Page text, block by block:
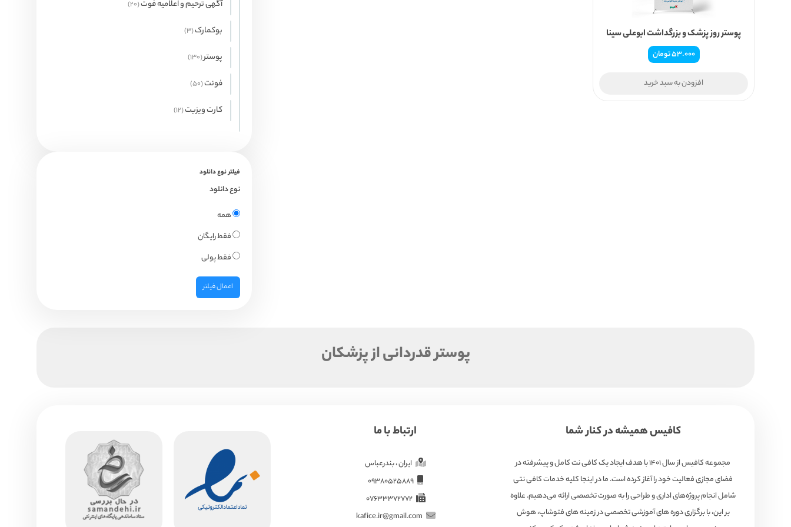
پوستر روز پزشک و بزرگداشت ابوعلی سینا
53.000تومان
افزودن به سبد خرید
آگهی ترحیم و اعلامیه فوت 20
20
بوکمارک 3
3
پوستر 130
130
فونت 50
50
کارت ویزیت 12
12
فیلتر نوع دانلود
نوع دانلود
همه
فقط رایگان
فقط پولی
اعمال فیلتر
پوستر قدردانی از پزشکان
کافیس همیشه در کنار شما
مجموعه کافیس از سال ۱۴۰۱ با هدف ایجاد یک کافی نت کامل و پیشرفته در
فضای مجازی فعالیت خود را آغاز کرده است. ما در اینجا کلیه خدمات کافی نتی
شامل انجام پروژه‌های اداری و طراحی را به صورت تخصصی ارائه می‌دهیم. علاوه
بر این، با برگزاری دوره های آموزشی تخصصی در زمینه های فتوشاپ، هوش
ارتباط با ما
ایران ، بندرعباس
07633372772